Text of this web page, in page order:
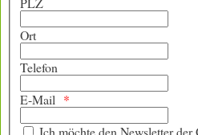
Ort
Telefon
E-Mail
Ich möchte den Newsletter der